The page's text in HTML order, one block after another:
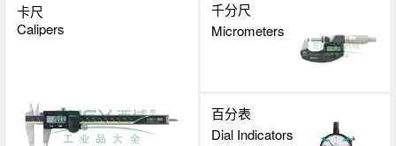
卡尺
Calipers
千分尺
Micrometers
百分表
Dial Indicators